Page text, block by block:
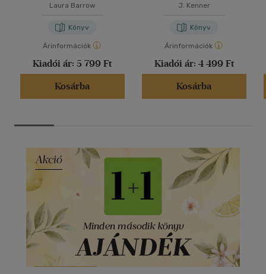
Laura Barrow
Könyv
Árinformációk
Kiadói ár: 5 799 Ft
Kosárba
J. Kenner
Könyv
Árinformációk
Kiadói ár: 4 499 Ft
Kosárba